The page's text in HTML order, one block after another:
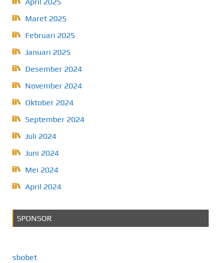
April 2025
Maret 2025
Februari 2025
Januari 2025
Desember 2024
November 2024
Oktober 2024
September 2024
Juli 2024
Juni 2024
Mei 2024
April 2024
SPONSOR
sbobet